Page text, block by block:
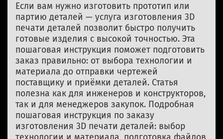
Если вам нужно изготовить прототип или
партию деталей — услуга изготовления 3D
печати деталей позволит быстро получить
готовые изделия с высокой точностью. Эта
пошаговая инструкция поможет подготовить
заказ правильно: от выбора технологии и
материала до отправки чертежей
поставщику и приёмки деталей. Статья
полезна как для инженеров и конструкторов,
так и для менеджеров закупок. Подробная
пошаговая инструкция по заказу
изготовления 3D печати деталей: выбор